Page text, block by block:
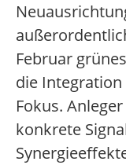
Februar
die Integration
Fokus.
konkrete